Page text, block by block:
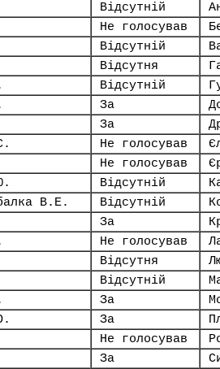
Відсутній
Не голосував
Відсутній
Відсутня
Відсутній
За
За
Не голосував
Не голосував
Відсутній
В.Е.
Відсутній
За
Не голосував
Відсутня
Відсутній
За
За
Не голосував
За